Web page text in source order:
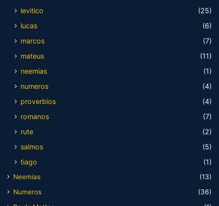
levitico
(25)
lucas
(6)
marcos
(7)
mateus
(11)
neemias
(1)
numeros
(4)
proverbios
(4)
romanos
(7)
rute
(2)
salmos
(5)
tiago
(1)
Neemias
(13)
Numeros
(36)